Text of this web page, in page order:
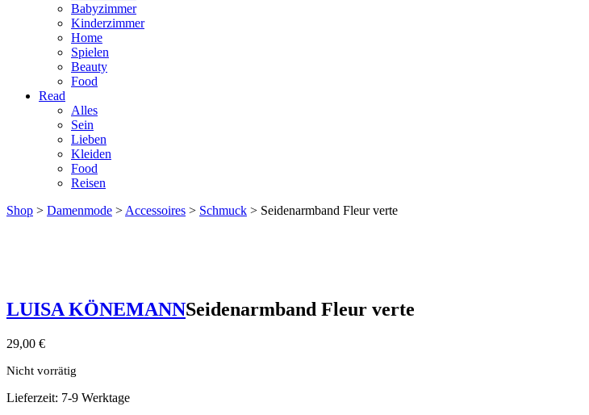
Babyzimmer
Kinderzimmer
Home
Spielen
Beauty
Food
Read
Alles
Sein
Lieben
Kleiden
Food
Reisen
Shop > Damenmode > Accessoires > Schmuck > Seidenarmband Fleur verte
LUISA KÖNEMANNSeidenarmband Fleur verte
29,00 €
Nicht vorrätig
Lieferzeit: 7-9 Werktage